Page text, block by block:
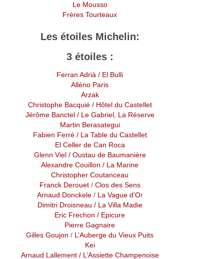
Le Mousso
Frères Tourteaux
Les étoiles Michelin:
3 étoiles :
Ferran Adrià / El Bulli
Alléno Paris
Arzak
Christophe Bacquié/ Hôtel du Castellet
Jérôme Banctel / Le Gabriel, La Réserve
Martin Berasategui
Fabien Ferré / La Table du Castellet
El Celler de Can Roca
Glenn Viel / Oustau de Baumanière
Alexandre Couillon / La Marine
Christopher Coutanceau
Franck Derouet/ Clos des Sens
Arnaud Donckele / La Vague d’Or
Dimitri Droisneau / La Villa Madie
Eric Frechon / Epicure
Pierre Gagnaire
Gilles Goujon/ L’Auberge du Vieux Puits
Kei
Arnaud Lallement/ L’Assiette Champenoise